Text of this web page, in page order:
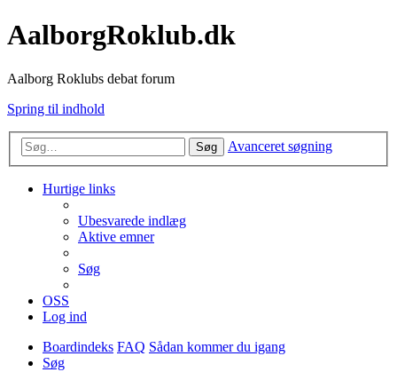
AalborgRoklub.dk
Aalborg Roklubs debat forum
Spring til indhold
Søg Avanceret søgning
Hurtige links
Ubesvarede indlæg
Aktive emner
Søg
OSS
Log ind
Boardindeks FAQ Sådan kommer du igang
Søg